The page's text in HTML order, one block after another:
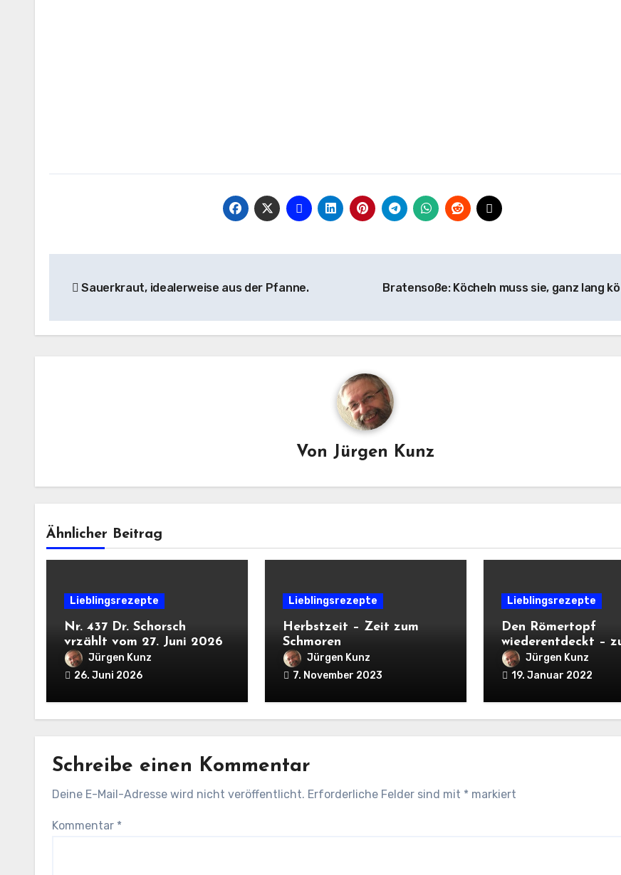
Sauerkraut, idealerweise aus der Pfanne. Bratensoße: Köcheln muss sie, ganz lang
VonJürgen Kunz
Ähnlicher Beitrag
Lieblingsrezepte
Nr. 437 Dr. Schorsch
vrzählt vom 27. Juni 2026
Jürgen Kunz
26. Juni 2026
Lieblingsrezepte
Herbstzeit – Zeit zum
Schmoren
Jürgen Kunz
7. November 2023
Lieblingsrezepte
Den Römertopf
wiederentdeckt –
Jürgen Kunz
19. Januar 2022
Schreibe einen Kommentar
Deine E-Mail-Adresse wird nicht veröffentlicht. Erforderliche Felder sind mit * markiert
Kommentar *